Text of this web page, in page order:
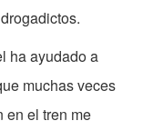
ha ayudado a
muchas veces
en el tren me